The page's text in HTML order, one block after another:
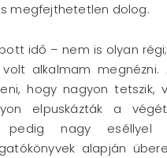
megfejthetetlen dolog.
idő – nem is olyan régi;
alkalmam megnézni.
hogy nagyon tetszik,
elpuskázták a
nagy eséllyel
alapján